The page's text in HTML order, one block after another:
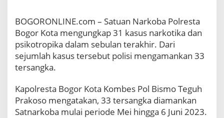
P
o
l
r
a
B
o
BOGORONLINE.com – Satuan Narkoba Polresta
Bogor Kota mengungkap 31 kasus narkotika dan
psikotropika dalam sebulan terakhir. Dari
sejumlah kasus tersebut polisi mengamankan 33
tersangka.
Kapolresta Bogor Kota Kombes Pol Bismo Teguh
Prakoso mengatakan, 33 tersangka diamankan
Satnarkoba mulai periode Mei hingga 6 Juni 2023.